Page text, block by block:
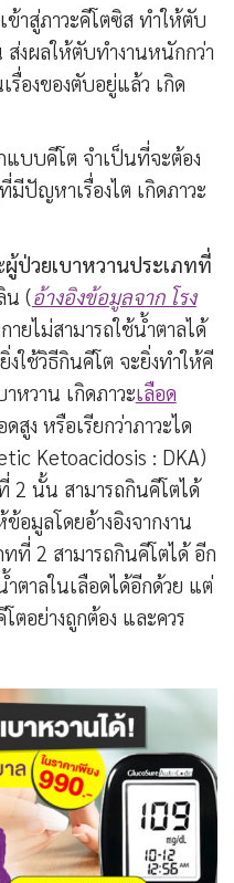
ข้าสู่ภาวะคีโตซิส ทำให้ตับ
งผลให้ตับทำงานหนักกว่า
องของตับอยู่แล้ว เกิด
แบบคีโต จำเป็นที่จะต้อง
ปัญหาเรื่องไต เกิดภาวะ
ผู้ป่วยเบาหวานประเภทที่
น (อ้างอิงข้อมูลจาก โรง
ายไม่สามารถใช้น้ำตาลได้
งใช้วิธีกินคีโต จะยิ่งทำให้คี
หวาน เกิดภาวะเลือด
สูง หรือเรียกว่าภาวะได
Ketoacidosis : DKA)
2 นั้น สามารถกินคีโตได้
อมูลโดยอ้างอิงจากงาน
ที่ 2 สามารถกินคีโตได้ อีก
ตาลในเลือดได้อีกด้วย แต่
อย่างถูกต้อง และควร